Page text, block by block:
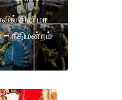
சினிமா
– நீதிமன்றம்